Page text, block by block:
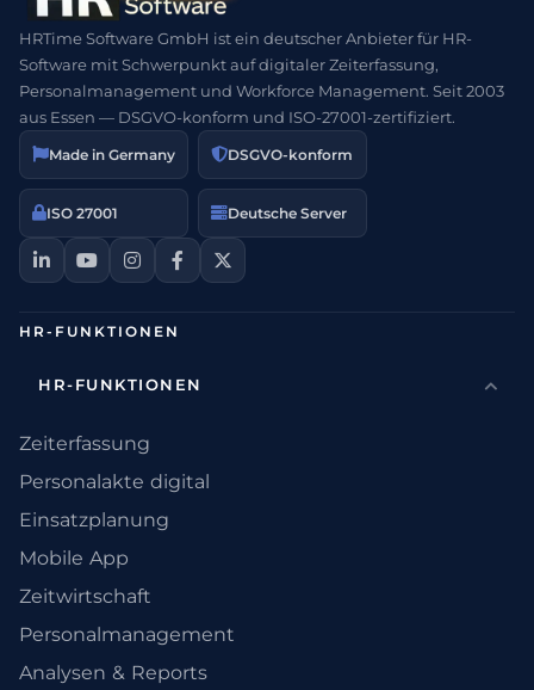
HRTime Software GmbH ist ein deutscher Anbieter für HR-
Software mit Schwerpunkt auf digitaler Zeiterfassung,
Personalmanagement und Workforce Management. Seit 2003
aus Essen — DSGVO-konform und ISO-27001-zertifiziert.
Made in Germany DSGVO-konform
ISO 27001 Deutsche Server
HR-FUNKTIONEN
HR-FUNKTIONEN
Zeiterfassung
Personalakte digital
Einsatzplanung
Mobile App
Zeitwirtschaft
Personalmanagement
Analysen & Reports